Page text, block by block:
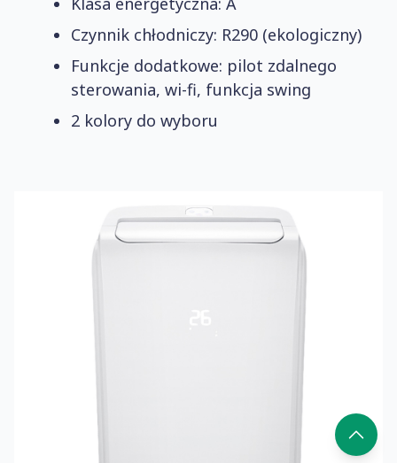
Czynnik chłodniczy: R290 (ekologiczny)
Funkcje dodatkowe: pilot zdalnego
sterowania, wi-fi, funkcja swing
2 kolory do wyboru